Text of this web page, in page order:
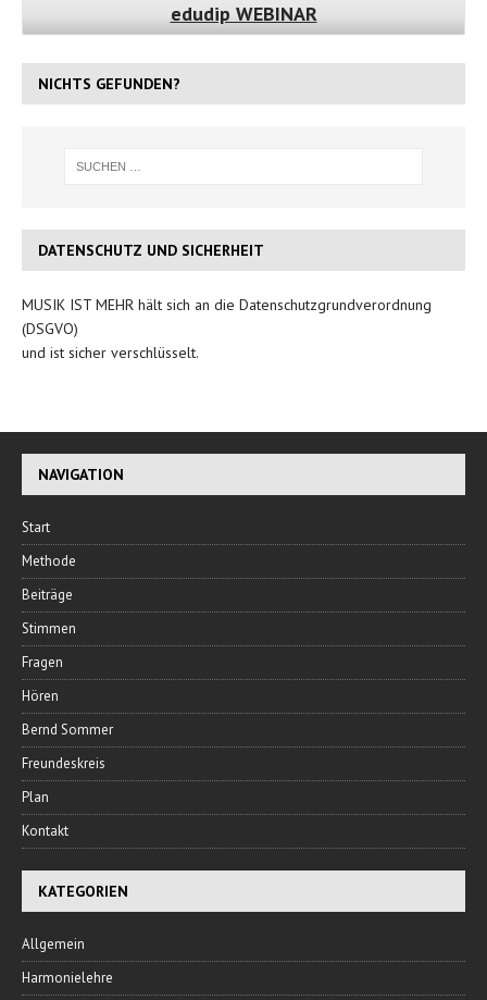
edudip WEBINAR
NICHTS GEFUNDEN?
DATENSCHUTZ UND SICHERHEIT
MUSIK IST MEHR hält sich an die Datenschutzgrundverordnung
(DSGVO)
und ist sicher verschlüsselt.
NAVIGATION
Start
Methode
Beiträge
Stimmen
Fragen
Hören
Bernd Sommer
Freundeskreis
Plan
Kontakt
KATEGORIEN
Allgemein
Harmonielehre